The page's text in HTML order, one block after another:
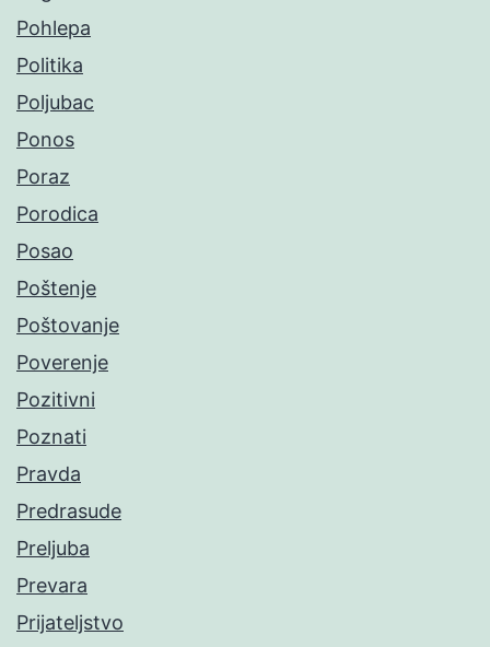
Pohlepa
Politika
Poljubac
Ponos
Poraz
Porodica
Posao
Poštenje
Poštovanje
Poverenje
Pozitivni
Poznati
Pravda
Predrasude
Preljuba
Prevara
Prijateljstvo